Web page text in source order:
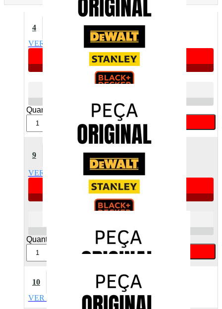
4
18743700
VER DETALHES
Apenas 4 unidades
R$ 4,49
Atacado
Quant:
9
Rolamento 608Z 8Mm X
22Mm X 7Mm Dewalt
60504008
VER DETALHES
Apenas 4 unidades
R$ 16,17
Atacado
Varejo
Quant:
Comprar
10
Bucha Frontal Dw502
Dewalt 186399-00
VER DETALHESProduto indisponível